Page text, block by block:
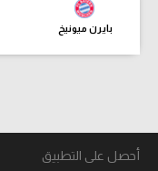
بايرن ميونيخ
أحصل على التطبيق